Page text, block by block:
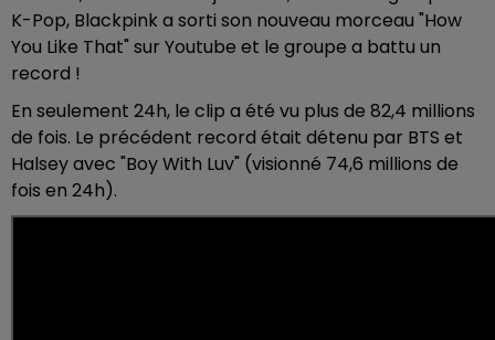
K-Pop, Blackpink a sorti son nouveau morceau "How
You Like That" sur Youtube et le groupe a battu un
record !
En seulement 24h, le clip a été vu plus de 82,4 millions
de fois. Le précédent record était détenu par BTS et
Halsey avec "Boy With Luv" (visionné 74,6 millions de
fois en 24h).